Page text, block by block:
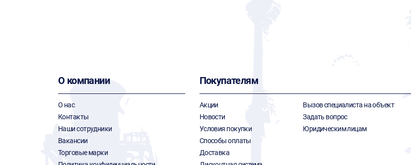
О компании
О нас
Контакты
Наши сотрудники
Вакансии
Торговые марки
Покупателям
Акции
Новости
Условия покупки
Способы оплаты
Доставка
Вызов специалиста на объект
Задать вопрос
Юридическим лицам